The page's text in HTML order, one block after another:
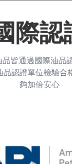
際認
品皆通過國際油品
品認證單位檢驗合
夠加倍安心